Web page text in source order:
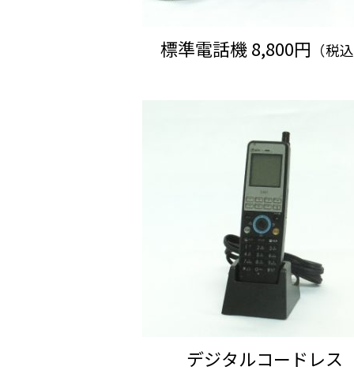
標準電話機 8,800円 （税
デジタルコードレス